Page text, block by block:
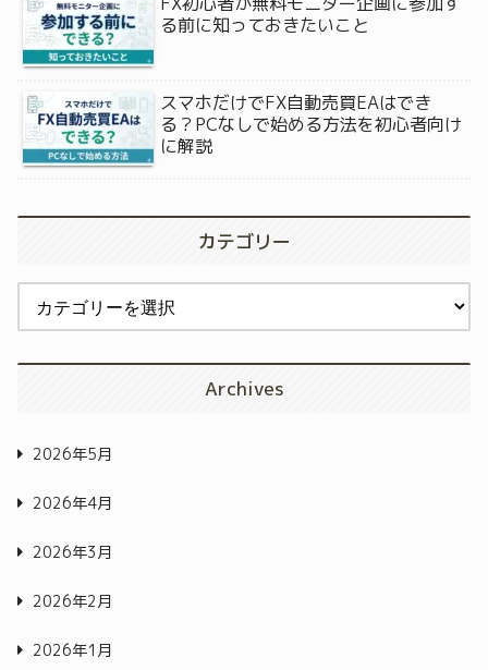
る前に知っておきたいこと
スマホだけでFX自動売買EAはでき
る？PCなしで始める方法を初心者向け
に解説
カテゴリー
Archives
2026年5月
2026年4月
2026年3月
2026年2月
2026年1月